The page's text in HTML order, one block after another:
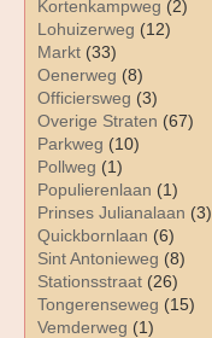
Kortenkampweg (2)
Lohuizerweg (12)
Markt (33)
Oenerweg (8)
Officiersweg (3)
Overige Straten (67)
Parkweg (10)
Pollweg (1)
Populierenlaan (1)
Prinses Julianalaan (3)
Quickbornlaan (6)
Sint Antonieweg (8)
Stationsstraat (26)
Tongerenseweg (15)
Vemderweg (1)